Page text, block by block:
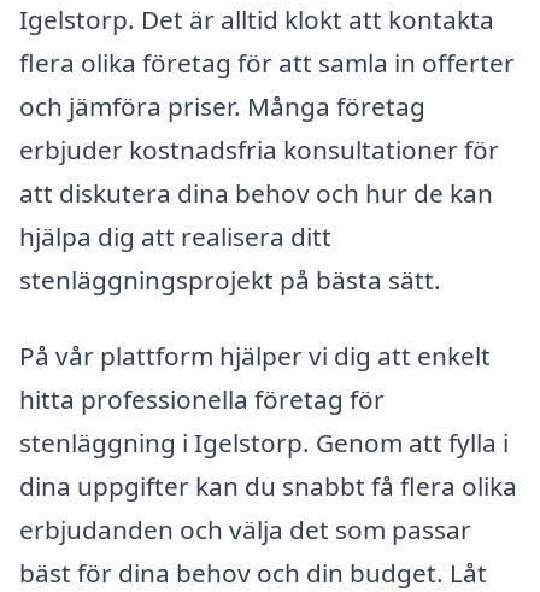
Igelstorp. Det är alltid klokt att kontakta
flera olika företag för att samla in offerter
och jämföra priser. Många företag
erbjuder kostnadsfria konsultationer för
att diskutera dina behov och hur de kan
hjälpa dig att realisera ditt
stenläggningsprojekt på bästa sätt.
På vår plattform hjälper vi dig att enkelt
hitta professionella företag för
stenläggning i Igelstorp. Genom att fylla i
dina uppgifter kan du snabbt få flera olika
erbjudanden och välja det som passar
bäst för dina behov och din budget. Låt